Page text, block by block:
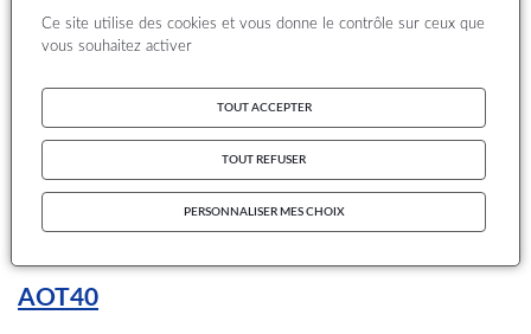
et de sécurité au travail et auxquels le public n’a
normalement pas accès
ANSES
Agence nationale chargée de la Sécurité sanitaire de
l'alimentation, de l'environnement et du travail
AOT
AOT40
Ce site utilise des cookies et vous donne le contrôle sur ceux que
vous souhaitez activer
TOUT ACCEPTER
TOUT REFUSER
PERSONNALISER MES CHOIX